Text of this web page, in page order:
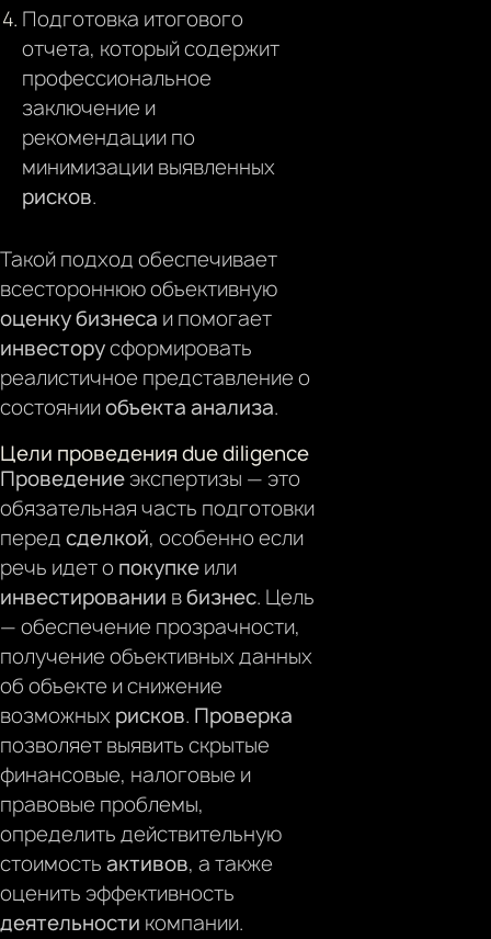
Подготовка итогового
отчета, который содержит
профессиональное
заключение и
рекомендации по
минимизации выявленных
рисков.
Такой подход обеспечивает
всестороннюю объективную
оценкубизнеса и помогает
инвесторусформировать
реалистичное представление о
состоянииобъекта анализа.
Цели проведения due diligence
Проведение экспертизы — это
обязательная часть подготовки
перед сделкой, особенно если
речь идет о покупке или
инвестировании вбизнес. Цель
— обеспечение прозрачности,
получение объективных данных
об объекте и снижение
возможных рисков. Проверка
позволяет выявить скрытые
финансовые, налоговые и
правовые проблемы,
определить действительную
стоимость активов, а также
оценить эффективность
деятельности компании.